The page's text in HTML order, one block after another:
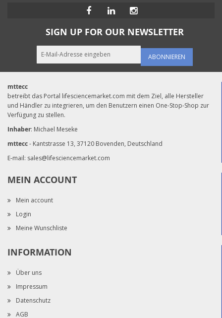
SIGN UP FOR OUR NEWSLETTER
ABONNIEREN
mttecc
betreibt das Portal lifesciencemarket.com mit dem Ziel, alle Hersteller
und Händler zu integrieren, um den Benutzern einen One-Stop-Shop zur
Verfügung zu stellen.
Inhaber: Michael Meseke
mttecc- Kantstrasse 13, 37120 Bovenden, Deutschland
E-mail: sales@lifesciencemarket.com
MEIN ACCOUNT
Mein account
Login
Meine Wunschliste
INFORMATION
Über uns
Impressum
Datenschutz
AGB